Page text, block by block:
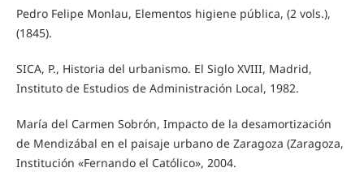
Pedro Felipe Monlau, Elementos higiene pública, (2 vols.),
(1845).
SICA, P., Historia del urbanismo. El Siglo XVIII, Madrid,
Instituto de Estudios de Administración Local, 1982.
María del Carmen Sobrón, Impacto de la desamortización
de Mendizábal en el paisaje urbano de Zaragoza (Zaragoza,
Institución «Fernando el Católico», 2004.